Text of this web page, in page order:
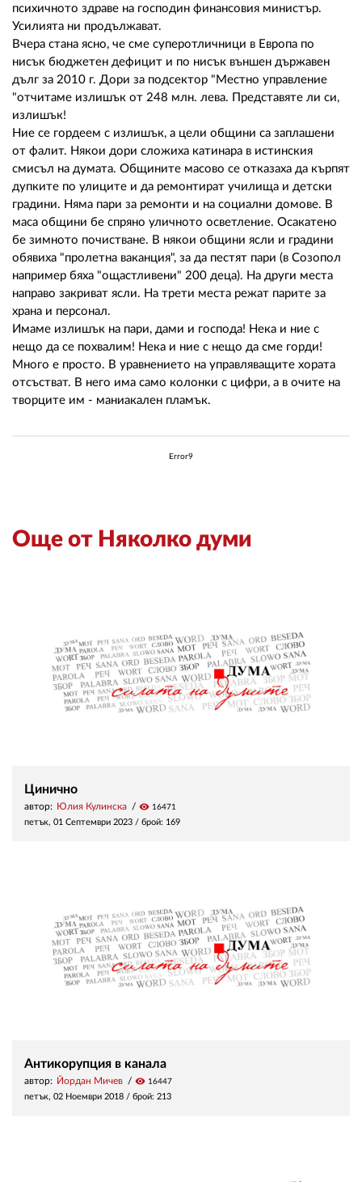
психичното здраве на господин финансовия министър.
Усилията ни продължават.
Вчера стана ясно, че сме суперотличници в Европа по
нисък бюджетен дефицит и по нисък външен държавен
дълг за 2010 г. Дори за подсектор "Местно управление
"отчитаме излишък от 248 млн. лева. Представяте ли си,
излишък!
Ние се гордеем с излишък, а цели общини са заплашени
от фалит. Някои дори сложиха катинара в истинския
смисъл на думата. Общините масово се отказаха да кърпят
дупките по улиците и да ремонтират училища и детски
градини. Няма пари за ремонти и на социални домове. В
маса общини бе спряно уличното осветление. Осакатено
бе зимното почистване. В някои общини ясли и градини
обявиха "пролетна ваканция", за да пестят пари (в Созопол
например бяха "ощастливени" 200 деца). На други места
направо закриват ясли. На трети места режат парите за
храна и персонал.
Имаме излишък на пари, дами и господа! Нека и ние с
нещо да се похвалим! Нека и ние с нещо да сме горди!
Много е просто. В уравнението на управляващите хората
отсъстват. В него има само колонки с цифри, а в очите на
творците им - маниакален пламък.
Error9
Още от Няколко думи
Цинично
автор: Юлия Кулинска visibility 16471
петък, 01 Септември 2023 / брой: 169
Антикорупция в канала
автор: Йордан Мичев visibility 16447
петък, 02 Ноември 2018 / брой: 213
АБОНАМЕНТ
УСЛОВИЯ ЗА ПОЛЗВАНЕ
ПОЛИТИКА ЗА БИСКВИТКИТЕ
ПОЛИТИКАТА ЗА
ПОВЕРИТЕЛНОСТ
02 975 20 35